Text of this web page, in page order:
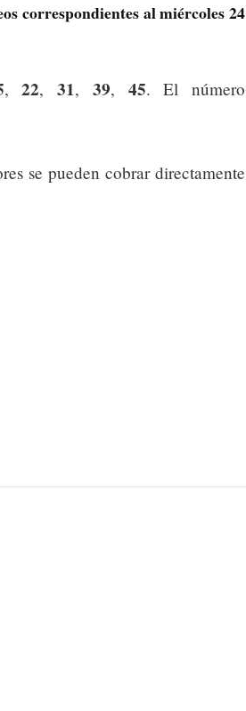
correspondientes al miércoles 24
,22, 31, 39, 45. El número
se pueden cobrar directamente